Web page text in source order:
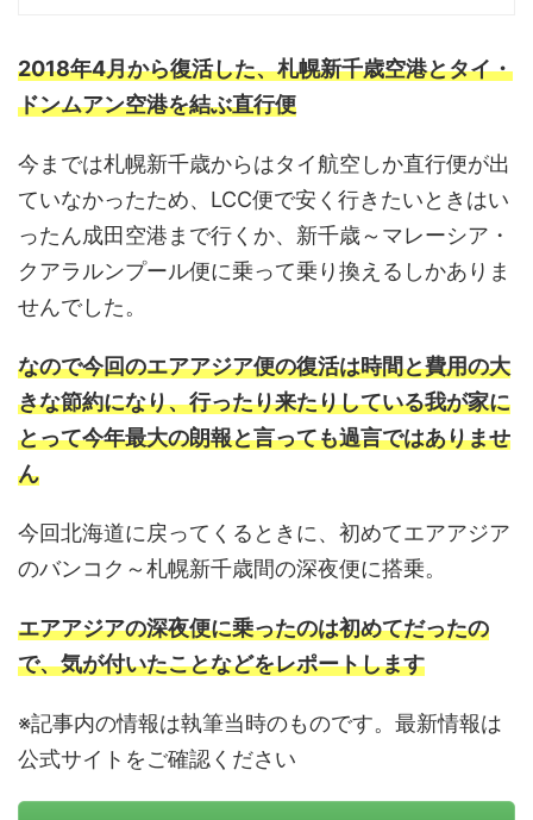
2018年4月から復活した、札幌新千歳空港とタイ・
ドンムアン空港を結ぶ直行便
今までは札幌新千歳からはタイ航空しか直行便が出
ていなかったため、LCC便で安く行きたいときはい
ったん成田空港まで行くか、新千歳～マレーシア・
クアラルンプール便に乗って乗り換えるしかありま
せんでした。
なので今回のエアアジア便の復活は時間と費用の大
きな節約になり、行ったり来たりしている我が家に
とって今年最大の朗報と言っても過言ではありませ
ん
今回北海道に戻ってくるときに、初めてエアアジア
のバンコク～札幌新千歳間の深夜便に搭乗。
エアアジアの深夜便に乗ったのは初めてだったの
で、気が付いたことなどをレポートします
※記事内の情報は執筆当時のものです。最新情報は
公式サイトをご確認ください